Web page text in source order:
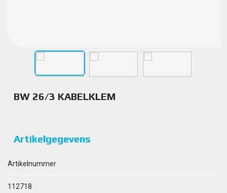
BW 26/3 KABELKLEM
Artikelgegevens
Artikelnummer
112718